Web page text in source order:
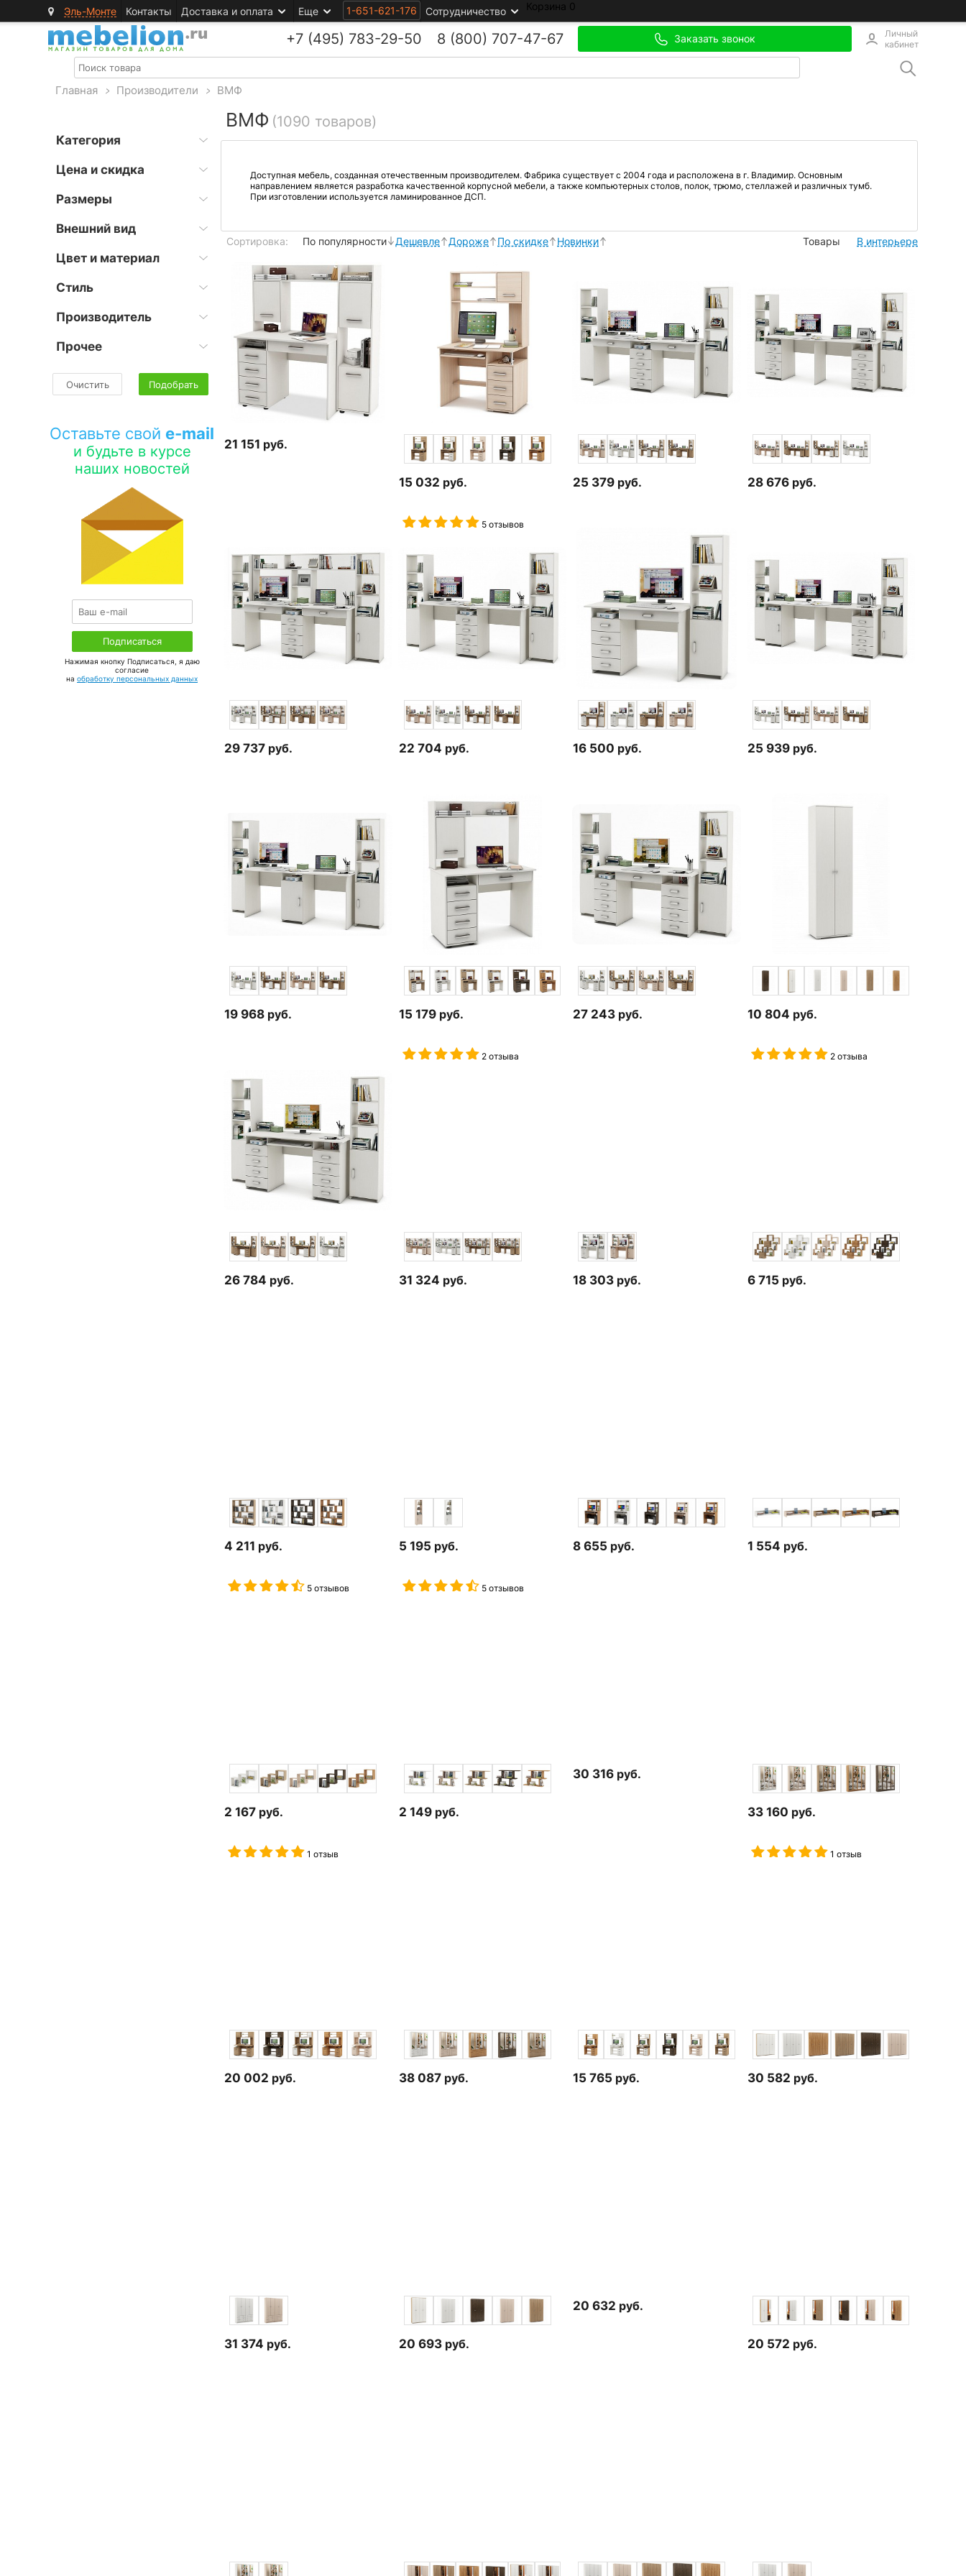
Эль-Монте Контакты Доставка и оплата Еще 1-651-621-176 Сотрудничество Корзина 0
+7 (495) 783-29-50 8 (800) 707-47-67 Заказать звонок
Личный
кабинет
Главная > Производители > ВМФ
Категория
Цена и скидка
Размеры
Внешний вид
Цвет и материал
Стиль
Производитель
Прочее
Очистить Подобрать
Оставьте свой e-mail
и будьте в курсе
наших новостей
Нажимая кнопку Подписаться, я даю
соглаcие
на обработку персональных данных
ВМФ (1090 товаров)
Доступная мебель, созданная отечественным производителем. Фабрика существует с 2004 года и расположена в г. Владимир. Основным
направлением является разработка качественной корпусной мебели, а также компьютерных столов, полок, трюмо, стеллажей и различных тумб.
При изготовлении используется ламинированное ДСП.
Сортировка: По популярности Дешевле Дороже По скидке Новинки Товары В интерьере
21 151 руб.
15 032 руб.
5 отзывов
25 379 руб. 28 676 руб.
29 737 руб. 22 704 руб. 16 500 руб. 25 939 руб.
19 968 руб. 15 179 руб.
2 отзыва
27 243 руб. 10 804 руб.
2 отзыва
26 784 руб. 31 324 руб. 18 303 руб. 6 715 руб.
4 211 руб.
5 отзывов
5 195 руб.
5 отзывов
8 655 руб. 1 554 руб.
2 167 руб.
1 отзыв
2 149 руб.
30 316 руб.
33 160 руб.
1 отзыв
20 002 руб. 38 087 руб. 15 765 руб. 30 582 руб.
31 374 руб. 20 693 руб.
20 632 руб.
20 572 руб.